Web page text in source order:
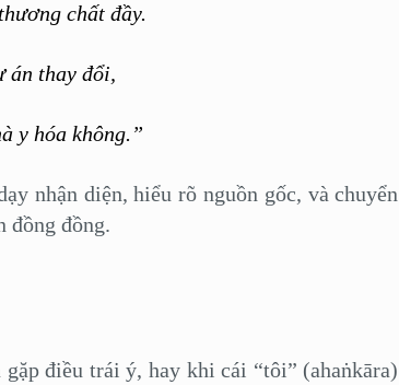
chất đầy.
án thay đổi,
yhóa không.”
nhận diện, hiểu rõ nguồn gốc, và chuyển
đồng đồng.
điều trái ý, hay khi cái “tôi” (ahaṅkāra)